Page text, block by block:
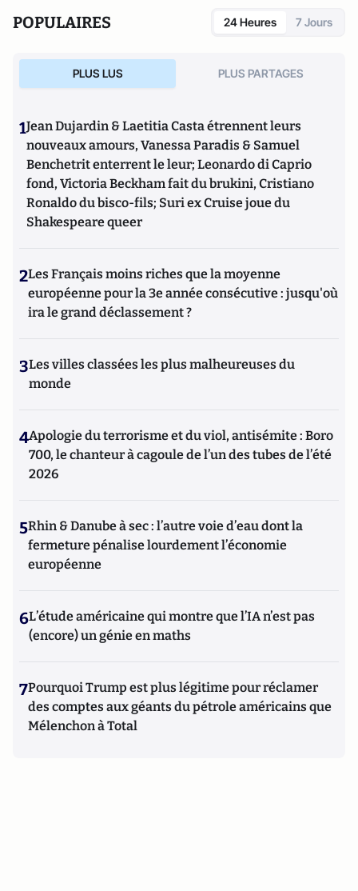
POPULAIRES 24 Heures 7 Jours
PLUS LUS PLUS PARTAGES
1Jean Dujardin & Laetitia Casta étrennent leurs
nouveaux amours, Vanessa Paradis & Samuel
Benchetrit enterrent le leur; Leonardo di Caprio
fond, Victoria Beckham fait du brukini, Cristiano
Ronaldo du bisco-fils; Suri ex Cruise joue du
Shakespeare queer
2Les Français moins riches que la moyenne
européenne pour la 3e année consécutive : jusqu'où
ira le grand déclassement ?
3Les villes classées les plus malheureuses du
monde
4Apologie du terrorisme et du viol, antisémite : Boro
700, le chanteur à cagoule de l’un des tubes de l’été
2026
5Rhin & Danube à sec : l’autre voie d’eau dont la
fermeture pénalise lourdement l’économie
européenne
6L’étude américaine qui montre que l’IA n’est pas
(encore) un génie en maths
7Pourquoi Trump est plus légitime pour réclamer
des comptes aux géants du pétrole américains que
Mélenchon à Total